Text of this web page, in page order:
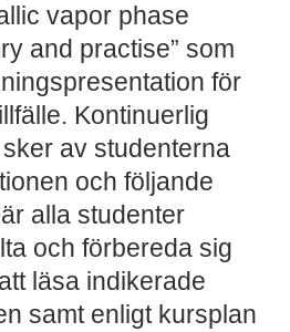
vapor phase
and practise” som
för
Kontinuerlig
av studenterna
och följande
alla studenter
och förbereda sig
läsa indikerade
samt enligt kursplan